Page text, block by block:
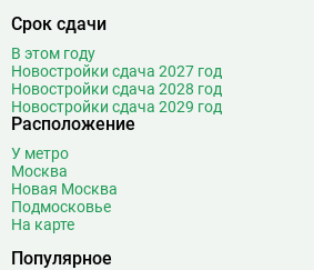
Ж Жулебино
З Зюзино
Зябликово
И
К Калужская
Каховская
Срок сдачи
В этом году
Новостройки сдача 2027 год
Новостройки сдача 2028 год
Новостройки сдача 2029 год
Расположение
У метро
Москва
Новая Москва
Подмосковье
На карте
Популярное